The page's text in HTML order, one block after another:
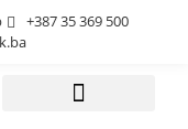
+387 35 369 500